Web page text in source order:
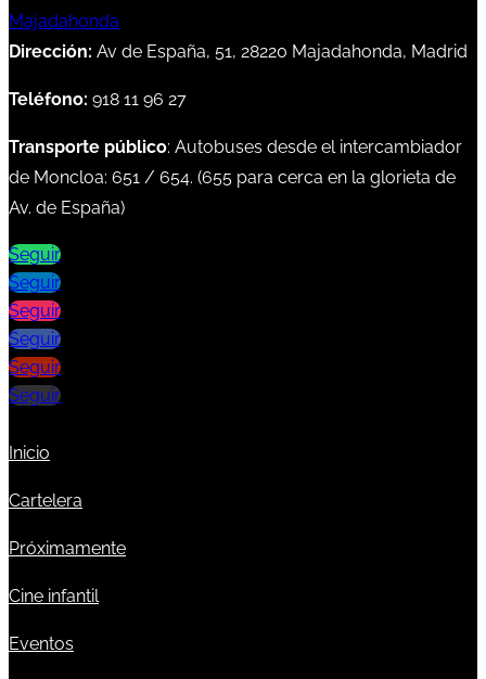
Dirección: Av de España, 51, 28220 Majadahonda, Madrid
Teléfono: 918 11 96 27
Transporte público: Autobuses desde el intercambiador
de Moncloa: 651 / 654. (655 para cerca en la glorieta de
Av. de España)
Seguir
Seguir
Seguir
Seguir
Seguir
Seguir
Inicio
Cartelera
Próximamente
Cine infantil
Eventos